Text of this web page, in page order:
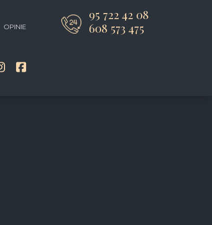
OPINIE
95 722 42 08
608 573 475